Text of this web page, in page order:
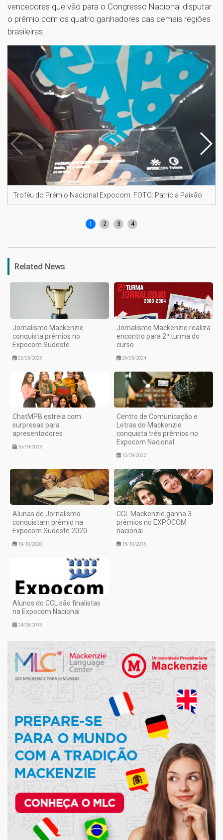
vencedores que vão para o Congresso Nacional disputar
o prêmio com os quatro ganhadores das demais regiões
brasileiras.
Troféu do Prêmio Nacional Expocom. FOTO: Patrícia Paixão
1 2 3 4
Related News
Jornalismo Mackenzie
conquista prêmios no
Expocom Sudeste
22/05/2025
Jornalismo Mackenzie realiza
encontro para 2ª turma do
curso
29/05/2024
ChatMPB estreia com
surpresas para
apresentadores
26/09/2023
Centro de Comunicação e
Letras do Mackenzie
conquista três prêmios no
Expocom Nacional
12/09/2022
Alunas de Jornalismo
conquistam prêmio na
Expocom Sudeste 2020
19/10/2020
CCL Mackenzie ganha 3
prêmios no EXPOCOM
nacional
15/10/2015
Alunos do CCL são finalistas
na Expocom Nacional
24/08/2015